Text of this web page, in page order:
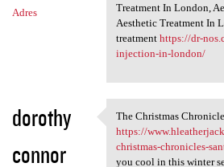
Adres
Treatment In London,
Aesthetic Treatment In
treatment https://dr-
injection-in-london/
dorothy
connor
The Christmas
The Christmas
https://
christmas-chronicles-
you cool in this winter